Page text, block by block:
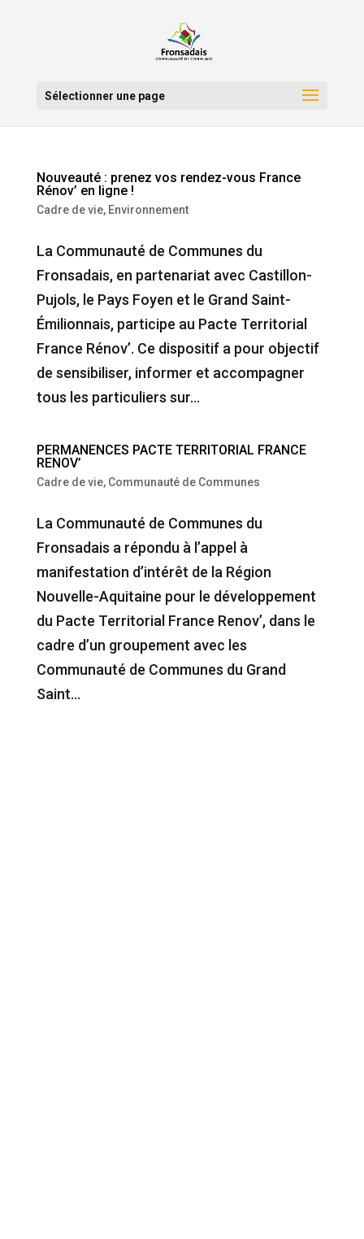
Sélectionner une page
Nouveauté : prenez vos rendez-vous France
Rénov’ en ligne !
Cadre de vie, Environnement
La Communauté de Communes du
Fronsadais, en partenariat avec Castillon-
Pujols, le Pays Foyen et le Grand Saint-
Émilionnais, participe au Pacte Territorial
France Rénov’. Ce dispositif a pour objectif
de sensibiliser, informer et accompagner
tous les particuliers sur...
PERMANENCES PACTE TERRITORIAL FRANCE
RENOV’
Cadre de vie, Communauté de Communes
La Communauté de Communes du
Fronsadais a répondu à l’appel à
manifestation d’intérêt de la Région
Nouvelle-Aquitaine pour le développement
du Pacte Territorial France Renov’, dans le
cadre d’un groupement avec les
Communauté de Communes du Grand
Saint...